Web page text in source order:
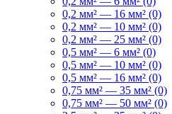
0,2 мм² — 16 мм² (0)
0,2 мм² — 10 мм² (0)
0,2 мм² — 25 мм² (0)
0,5 мм² — 6 мм² (0)
0,5 мм² — 10 мм² (0)
0,5 мм² — 16 мм² (0)
0,75 мм² — 35 мм² (0)
0,75 мм² — 50 мм² (0)